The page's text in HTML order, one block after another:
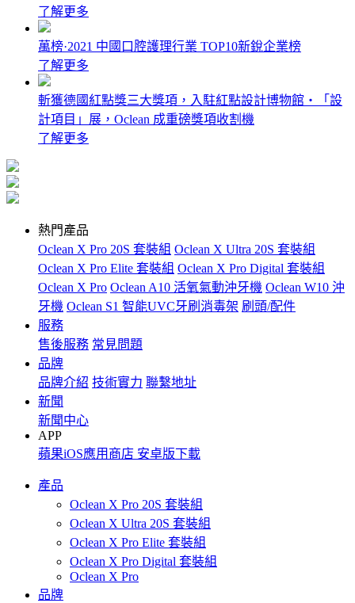
了解更多
萬榜·2021 中國口腔護理行業 TOP10新銳企業榜
了解更多
斬獲德國紅點獎三大獎項，入駐紅點設計博物館・「設
計項目」展，Oclean 成重磅獎項收割機
了解更多
熱門產品
Oclean X Pro 20S 套裝組 Oclean X Ultra 20S 套裝組
Oclean X Pro Elite 套裝組 Oclean X Pro Digital 套裝組
Oclean X Pro Oclean A10 活氧氣動沖牙機 Oclean W10 沖
牙機 Oclean S1 智能UVC牙刷消毒架 刷頭/配件
服務
售後服務 常見問題
品牌
品牌介紹 技術實力 聯繫地址
新聞
新聞中心
APP
蘋果iOS應用商店 安卓版下載
產品
Oclean X Pro 20S 套裝組
Oclean X Ultra 20S 套裝組
Oclean X Pro Elite 套裝組
Oclean X Pro Digital 套裝組
Oclean X Pro
品牌